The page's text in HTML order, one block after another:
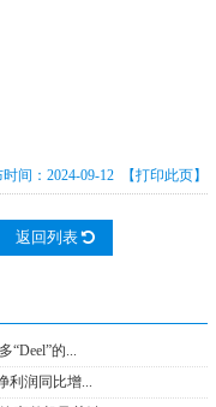
间：2024-09-12 【打印此页】
返回列表
的...
润同比增...